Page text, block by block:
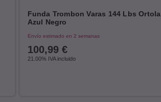
Funda Trombon Varas 144 Lbs Ortola
Azul Negro
Envío estimado en 2 semanas
100,99 €
21.00% IVA incluido